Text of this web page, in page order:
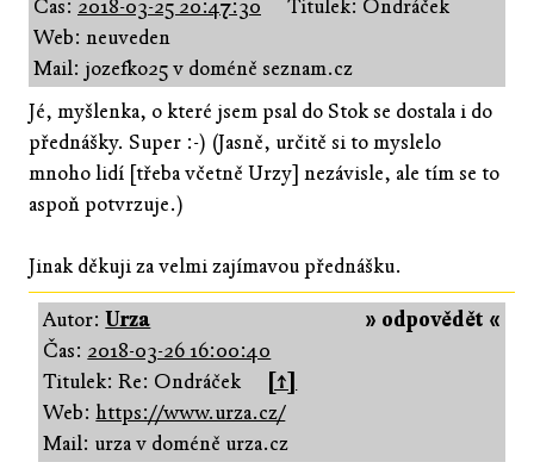
Čas: 2018-03-25 20:47:30
Titulek: Ondráček
Web: neuveden
Mail: jozefko25 v doméně seznam.cz
Jé, myšlenka, o které jsem psal do Stok se dostala i do
přednášky. Super :-) (Jasně, určitě si to myslelo
mnoho lidí [třeba včetně Urzy] nezávisle, ale tím se to
aspoň potvrzuje.)
Jinak děkuji za velmi zajímavou přednášku.
» odpovědět «
Autor:Urza
Čas: 2018-03-26 16:00:40
Titulek: Re: Ondráček
[↑]
Web:https://www.urza.cz/
Mail: urza v doméně urza.cz